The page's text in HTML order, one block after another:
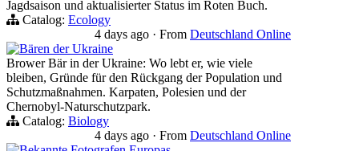
Jagdsaison und aktualisierter Status im Roten Buch.
Catalog: Ecology
4 days ago · From Deutschland Online
Bären der Ukraine
Brower Bär in der Ukraine: Wo lebt er, wie viele
bleiben, Gründe für den Rückgang der Population und
Schutzmaßnahmen. Karpaten, Polesien und der
Chernobyl-Naturschutzpark.
Catalog: Biology
4 days ago · From Deutschland Online